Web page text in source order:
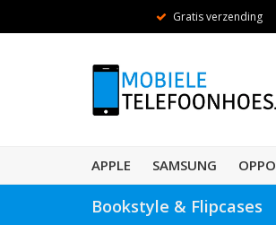
Gratis verzending
APPLE SAMSUNG OPPO
Bookstyle & Flipcases